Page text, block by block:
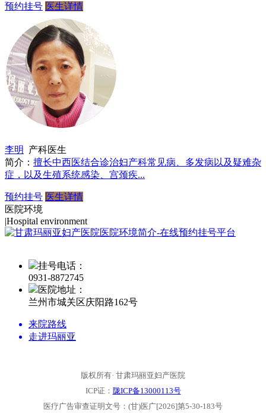
预约挂号 医生详情
李明
产科医生
简介： 擅长中西医结合诊治妇产科常见病、多发病以及疑难杂
症，以及生殖系统感染、宫颈疾...
预约挂号 医生详情
医院环境
|Hospital environment
挂号电话：
0931-8872745
医院地址：
兰州市城关区庆阳路162号
来院路线
走进玛丽亚
版权所有· 甘肃玛丽亚妇产医院
ICP证： 陇ICP备13000113号
医疗广告审查证明文号：(甘)医广[2026]第5-30-183号